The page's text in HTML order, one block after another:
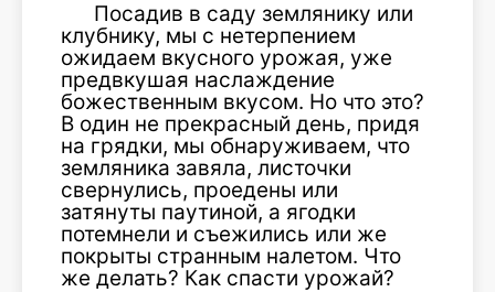
Посадив в саду землянику или
клубнику, мы с нетерпением
ожидаем вкусного урожая, уже
предвкушая наслаждение
божественным вкусом. Но что это?
В один не прекрасный день, придя
на грядки, мы обнаруживаем, что
земляника завяла, листочки
свернулись, проедены или
затянуты паутиной, а ягодки
потемнели и съежились или же
покрыты странным налетом. Что
же делать? Как спасти урожай?